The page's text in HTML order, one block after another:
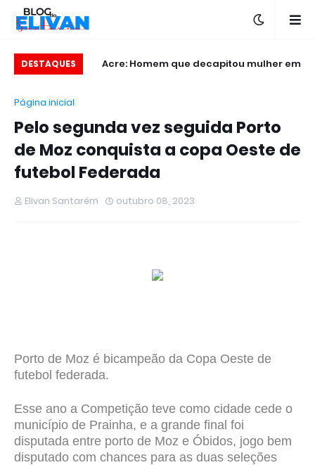
DESTAQUES
Acre: Homem que decapitou mulher em
Paraense é
Página inicial
Pelo segunda vez seguida Porto
de Moz conquista a copa Oeste de
futebol Federada
Elivan Santarém outubro 08, 2023
Porto de Moz é bicampeão da Copa Oeste de
futebol federada.
Esse ano a Competição teve como cidade cede o
município de Prainha, e a grande final foi
disputada entre porto de Moz e Óbidos, jogo bem
disputado com chances para as duas seleções